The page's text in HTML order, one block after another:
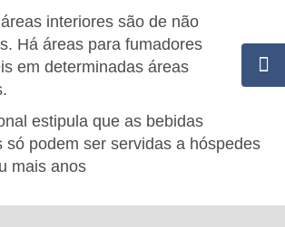
interiores são de não
Há áreas para fumadores
em determinadas áreas
estipula que as bebidas
só podem ser servidas a hóspedes
mais anos